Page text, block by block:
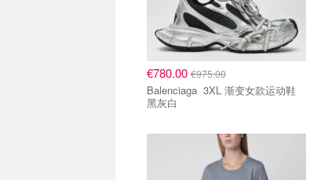
€780.00 €975.00
Balenciaga 3XL 渐变女款运动鞋
黑灰白